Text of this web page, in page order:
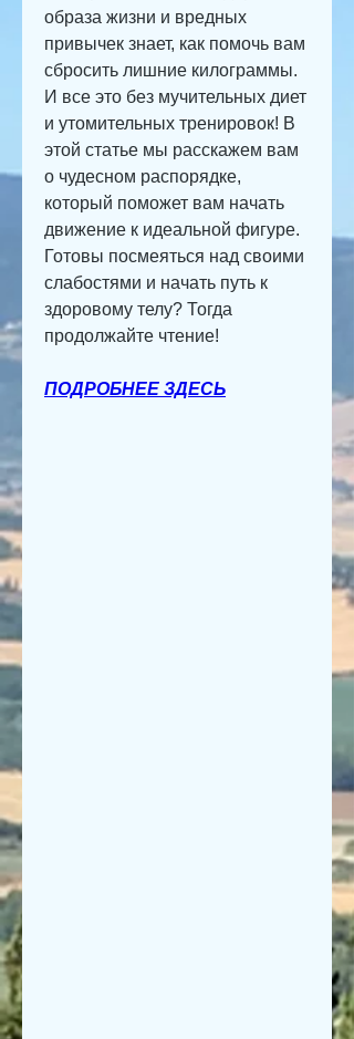
образа жизни и вредных
привычек знает, как помочь вам
сбросить лишние килограммы.
И все это без мучительных диет
и утомительных тренировок! В
этой статье мы расскажем вам
о чудесном распорядке,
который поможет вам начать
движение к идеальной фигуре.
Готовы посмеяться над своими
слабостями и начать путь к
здоровому телу? Тогда
продолжайте чтение!
ПОДРОБНЕЕ ЗДЕСЬ